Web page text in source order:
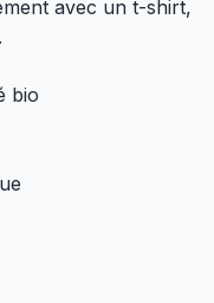
avec un t-shirt,
bio